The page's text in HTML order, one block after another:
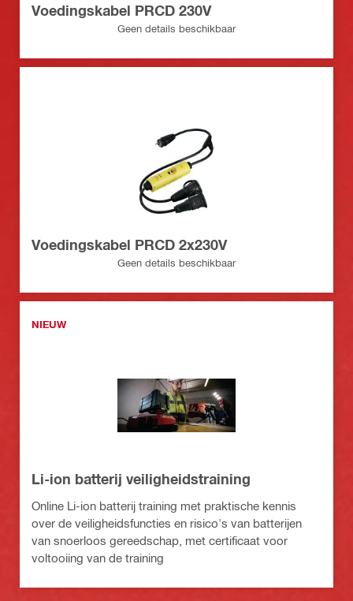
Voedingskabel PRCD 230V
Geen details beschikbaar
Voedingskabel PRCD 2x230V
Geen details beschikbaar
NIEUW
Li-ion batterij veiligheidstraining
Online Li-ion batterij training met praktische kennis
over de veiligheidsfuncties en risico's van batterijen
van snoerloos gereedschap, met certificaat voor
voltooiing van de training